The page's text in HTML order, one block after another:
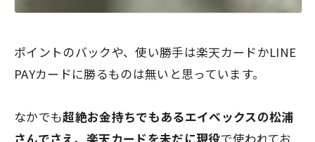
ポイントのバックや、使い勝手は楽天カードかLINE
PAYカードに勝るものは無いと思っています。
なかでも超絶お金持ちでもあるエイベックスの松浦
さんでさえ、楽天カードを未だに現役で使われてお